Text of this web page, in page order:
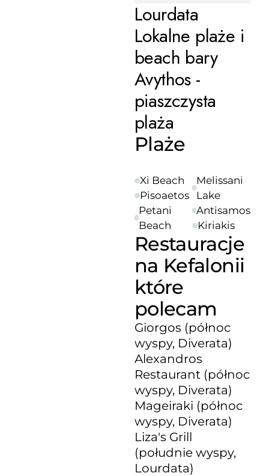
Lourdata
Lokalne plaże i
beach bary
Avythos -
piaszczysta
plaża
Plaże
Xi Beach
Pisoaetos
Petani
Beach
Melissani
Lake
Antisamos
Kiriakis
Restauracje
na Kefalonii
które
polecam
Giorgos (północ
wyspy, Diverata)
Alexandros
Restaurant (północ
wyspy, Diverata)
Mageiraki (północ
wyspy, Diverata)
Liza's Grill
(południe wyspy,
Lourdata)